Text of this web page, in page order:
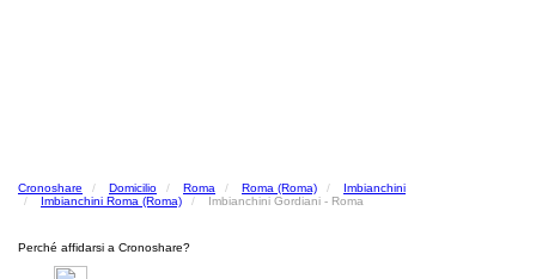
Cronoshare Domicilio Roma Roma (Roma)
Imbianchini
Imbianchini Roma (Roma)
Imbianchini Gordiani - Roma
Perché affidarsi a Cronoshare?